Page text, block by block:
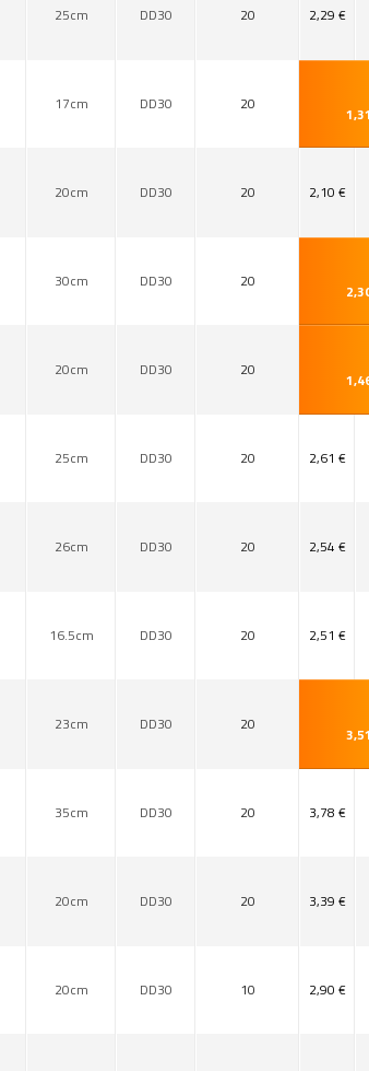
25cm DD30 20 2,29 €
17cm DD30 20
20cm DD30 20 2,10 €
30cm DD30 20
20cm DD30 20
25cm DD30 20 2,61 €
26cm DD30 20 2,54 €
16.5cm DD30 20 2,51 €
23cm DD30 20
35cm DD30 20 3,78 €
20cm DD30 20 3,39 €
20cm DD30 10 2,90 €